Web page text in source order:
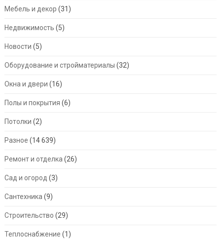
Мебель и декор (31)
Недвижимость (5)
Новости (5)
Оборудование и стройматериалы (32)
Окна и двери (16)
Полы и покрытия (6)
Потолки (2)
Разное (14 639)
Ремонт и отделка (26)
Сад и огород (3)
Сантехника (9)
Строительство (29)
Теплоснабжение (1)